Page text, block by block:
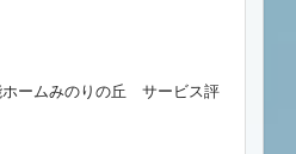
ームみのりの丘 サービス評